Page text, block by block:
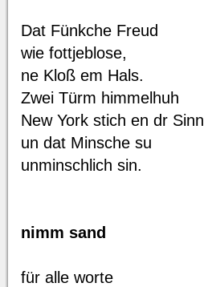
Dat Fünkche Freud
wie fottjeblose,
ne Kloß em Hals.
Zwei Türm himmelhuh
New York stich en dr Sinn
un dat Minsche su
unminschlich sin.
nimm sand
für alle worte